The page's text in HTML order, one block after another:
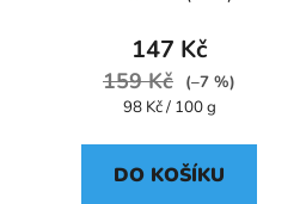
147 Kč
159 Kč
(–7 %)
Měrná
98 Kč / 100 g
DO KOŠÍKU